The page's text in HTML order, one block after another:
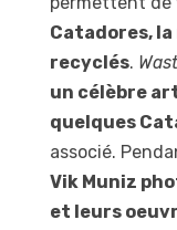
Catadores,
recyclés.
un célèbre
quelques
associé.
Vik Muniz
et leurs